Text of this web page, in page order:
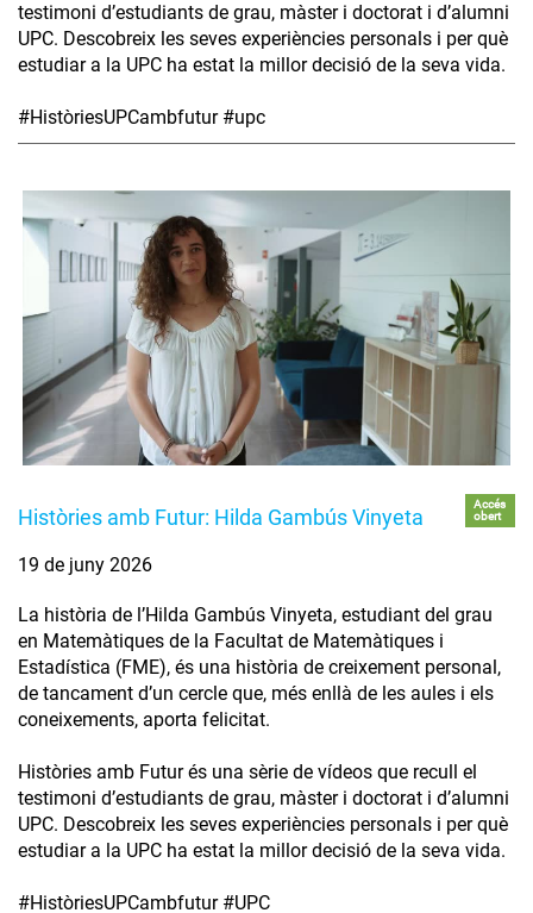
testimoni d’estudiants de grau, màster i doctorat i d’alumni
UPC. Descobreix les seves experiències personals i per què
estudiar a la UPC ha estat la millor decisió de la seva vida.
#HistòriesUPCambfutur #upc
Històries amb Futur: Hilda Gambús Vinyeta
Accés
obert
19 de juny 2026
La història de l’Hilda Gambús Vinyeta, estudiant del grau
en Matemàtiques de la Facultat de Matemàtiques i
Estadística (FME), és una història de creixement personal,
de tancament d’un cercle que, més enllà de les aules i els
coneixements, aporta felicitat.
Històries amb Futur és una sèrie de vídeos que recull el
testimoni d’estudiants de grau, màster i doctorat i d’alumni
UPC. Descobreix les seves experiències personals i per què
estudiar a la UPC ha estat la millor decisió de la seva vida.
#HistòriesUPCambfutur #UPC